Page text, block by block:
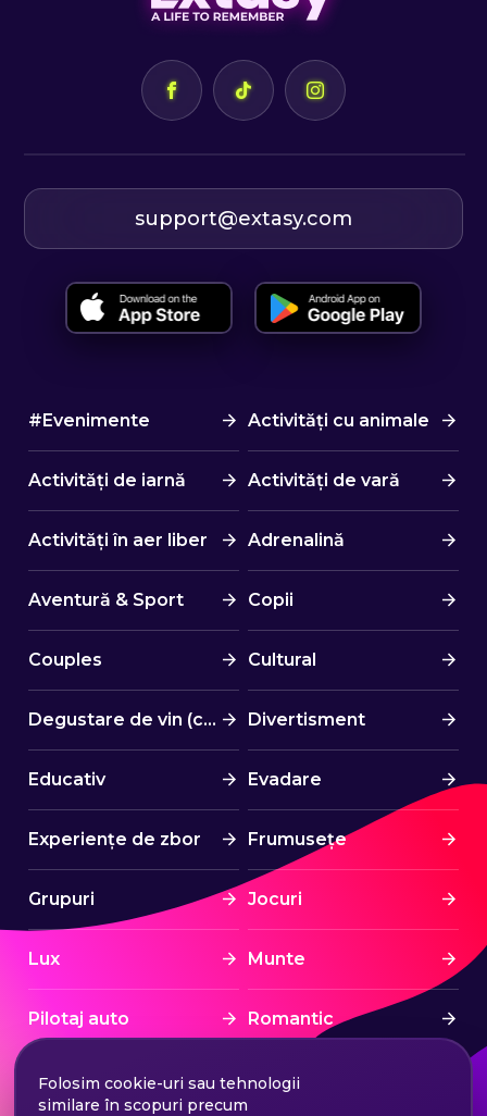
support@extasy.com
#Evenimente Activități cu animale
Activități de iarnă Activități de vară
Activități în aer liber Adrenalină
Aventură & Sport Copii
Couples Cultural
Degustare de vin (cină) Divertisment
Educativ Evadare
Experiențe de zbor Frumusețe
Grupuri Jocuri
Lux Munte
Pilotaj auto Romantic
Spa & Wellness Sport
Folosim cookie-uri sau tehnologii
similare în scopuri precum